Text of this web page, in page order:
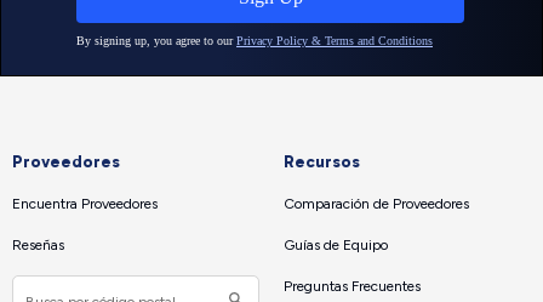
Proveedores
Encuentra Proveedores
Reseñas
Recursos
Comparación de Proveedores
Guías de Equipo
Preguntas Frecuentes